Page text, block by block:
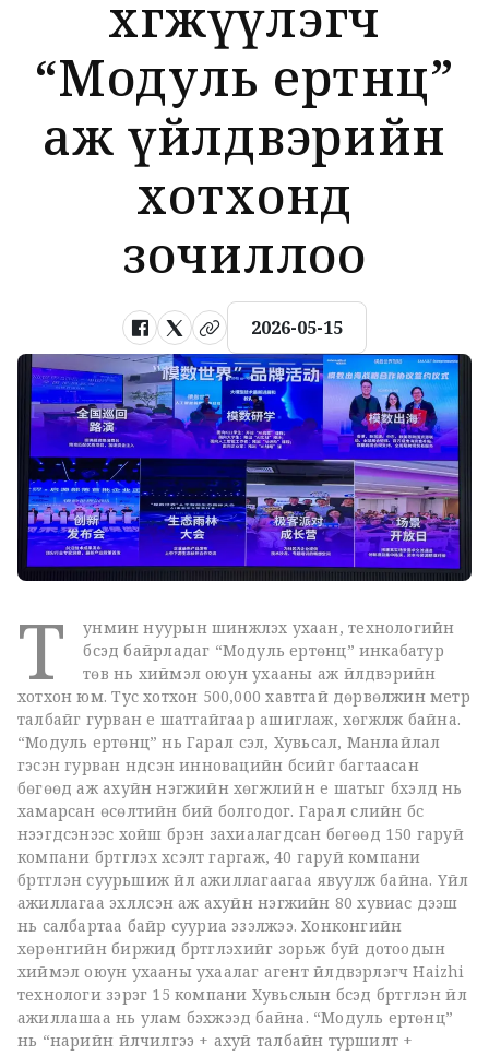
хөгжүүлэгч
“Модуль ертөнц”
аж үйлдвэрийн
хотхонд
зочиллоо
2026-05-15
Т
унмин нуурын шинжлэх ухаан, технологийн
бүсэд байрладаг “Модуль ертөнц” инкабатур
төв нь хиймэл оюун ухааны аж үйлдвэрийн
хотхон юм. Тус хотхон 500,000 хавтгай дөрвөлжин метр
талбайг гурван үе шаттайгаар ашиглаж, хөгжүүлж байна.
“Модуль ертөнц” нь Гарал үүсэл, Хувьсал, Манлайлал
гэсэн гурван үндсэн инновацийн бүсийг багтаасан
бөгөөд аж ахуйн нэгжийн хөгжлийн үе шатыг бүхэлд нь
хамарсан өсөлтийн бий болгодог. Гарал үүслийн бүс
нээгдсэнээс хойш бүрэн захиалагдсан бөгөөд 150 гаруй
компани бүртгүүлэх хүсэлт гаргаж, 40 гаруй компани
бүртгүүлэн суурьшиж үйл ажиллагаагаа явуулж байна. Үйл
ажиллагаа эхлүүлсэн аж ахуйн нэгжийн 80 хувиас дээш
нь салбартаа байр сууриа эзэлжээ. Хонконгийн
хөрөнгийн биржид бүртгүүлэхийг зорьж буй дотоодын
хиймэл оюун ухааны ухаалаг агент үйлдвэрлэгч Haizhi
технологи зэрэг 15 компани Хувьслын бүсэд бүртгүүлэн үйл
ажиллашаа нь улам бэхжээд байна. “Модуль ертөнц”
нь “нарийн үйлчилгээ + ахуй талбайн туршилт +